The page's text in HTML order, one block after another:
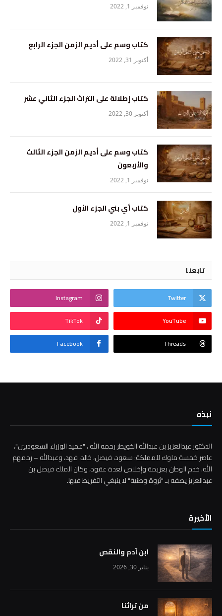
نوفمبر 1, 2022
كتاب وسم على أديم الزمن الجزء الرابع
أكتوبر 31, 2022
كتاب إطلالة على التراث الجزء الثاني عشر
أكتوبر 30, 2022
كتاب وسم على أديم الزمن الجزء الثالث
والأربعون
نوفمبر 1, 2022
كتاب أي بني الجزء الأول
نوفمبر 1, 2022
تابعنا
Twitter
Instagram
YouTube
TikTok
Threads
Facebook
نبذه
الدكتور عبدالعزيز بن عبدالله الخويطر رحمه الله ، "عميد الوزراء السعوديين"،
عاصر خمسة ملوك للمملكة: سعود، فيصل، خالد، فهد، وعبدالله – رحمهم
الله. خدم الوطن بعزيمة وإخلاص لعدة عقود، وكان الملك فيصل بن
عبدالعزيز يصفه بـ "ثروة وطنية" لا ينبغي التفريط فيها.
الأخيرة
ابن آدم والنقص
يناير 30, 2026
من تراثنا